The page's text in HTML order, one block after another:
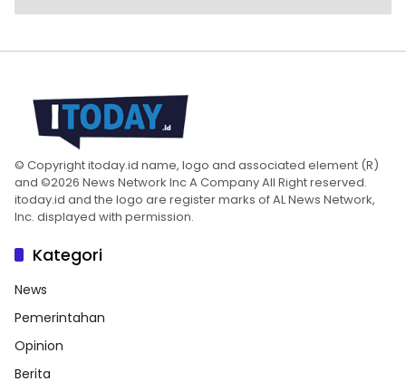
© Copyright itoday.id name, logo and associated element (R)
and ©2026 News Network Inc A Company All Right reserved.
itoday.id and the logo are register marks of AL News Network,
Inc. displayed with permission.
Kategori
News
Pemerintahan
Opinion
Berita